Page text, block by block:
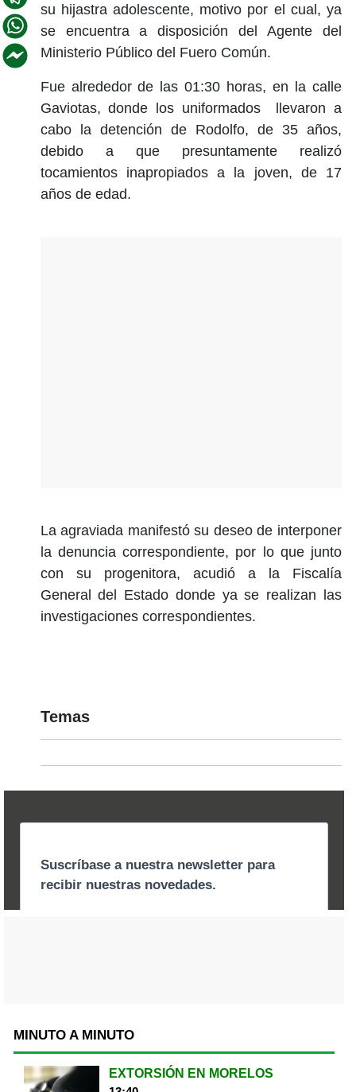
su hijastra adolescente, motivo por el cual, ya
se encuentra a disposición del Agente del
Ministerio Público del Fuero Común.
Fue alrededor de las 01:30 horas, en la calle
Gaviotas, donde los uniformados llevaron a
cabo la detención de Rodolfo, de 35 años,
debido a que presuntamente realizó
tocamientos inapropiados a la joven, de 17
años de edad.
La agraviada manifestó su deseo de interponer
la denuncia correspondiente, por lo que junto
con su progenitora, acudió a la Fiscalía
General del Estado donde ya se realizan las
investigaciones correspondientes.
Temas
MINUTO A MINUTO
EXTORSIÓN EN MORELOS